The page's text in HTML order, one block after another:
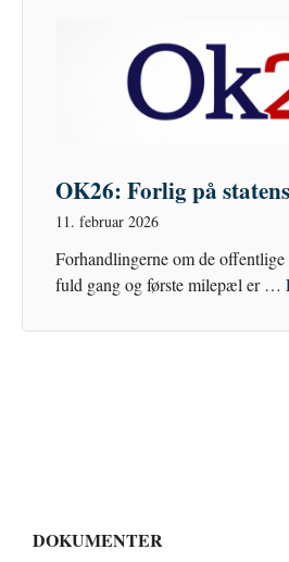
OK26: Forlig på
11. februar 2026
Forhandlingerne om de offentlige
fuld gang og første milepæl er …
DOKUMENTER